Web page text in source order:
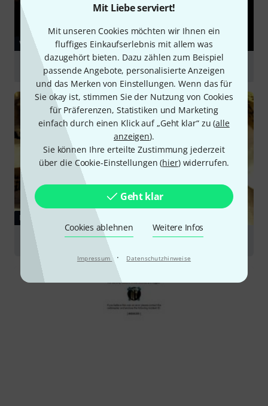
Mit Liebe serviert!
Mit unseren Cookies möchten wir Ihnen ein
fluffiges Einkaufserlebnis mit allem was
dazugehört bieten. Dazu zählen zum Beispiel
passende Angebote, personalisierte Anzeigen
und das Merken von Einstellungen. Wenn das für
Sie okay ist, stimmen Sie der Nutzung von Cookies
für Präferenzen, Statistiken und Marketing
einfach durch einen Klick auf „Geht klar“ zu (alle
anzeigen).
Sie können Ihre erteilte Zustimmung jederzeit
über die Cookie-Einstellungen (hier) widerrufen.
Geht klar
Cookies ablehnen Weitere Infos
Impressum · Datenschutzhinweise
VIDEO
Istanbul Mehmet 15 61st Vintage Hi-Hat
abspielen
RATGEBER